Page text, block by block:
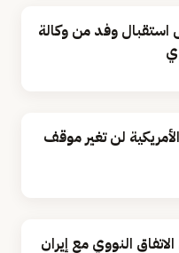
استقبال وفد من وكالة
لن تغير موقف
النووي مع إيران